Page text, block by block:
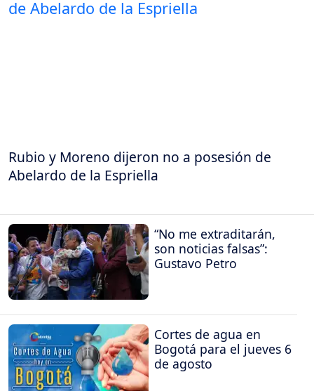
Rubio y Moreno dijeron no a posesión de
Abelardo de la Espriella
“No me extraditarán,
son noticias falsas”:
Gustavo Petro
Cortes de agua en
Bogotá para el jueves 6
de agosto